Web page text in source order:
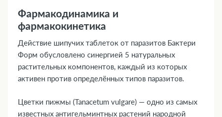
Фармакодинамика и
фармакокинетика
Действие шипучих таблеток от паразитов Бактери
Форм обусловлено синергией 5 натуральных
растительных компонентов, каждый из которых
активен против определённых типов паразитов.
Цветки пижмы (Tanacetum vulgare) — одно из самых
известных антигельминтных растений народной